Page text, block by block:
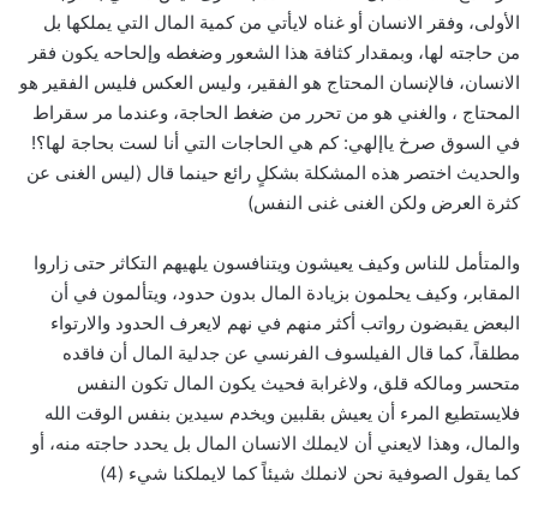
الأولى، وفقر الانسان أو غناه لايأتي من كمية المال التي يملكها بل
من حاجته لها، وبمقدار كثافة هذا الشعور وضغطه وإلحاحه يكون فقر
الانسان، فالإنسان المحتاج هو الفقير، وليس العكس فليس الفقير هو
المحتاج ، والغني هو من تحرر من ضغط الحاجة، وعندما مر سقراط
في السوق صرخ ياإلهي: كم هي الحاجات التي أنا لست بحاجة لها؟!
والحديث اختصر هذه المشكلة بشكلٍ رائع حينما قال (ليس الغنى عن
كثرة العرض ولكن الغنى غنى النفس)
والمتأمل للناس وكيف يعيشون ويتنافسون يلهيهم التكاثر حتى زاروا
المقابر، وكيف يحلمون بزيادة المال بدون حدود، ويتألمون في أن
البعض يقبضون رواتب أكثر منهم في نهم لايعرف الحدود والارتواء
مطلقاً، كما قال الفيلسوف الفرنسي عن جدلية المال أن فاقده
متحسر ومالكه قلق، ولاغرابة فحيث يكون المال تكون النفس
فلايستطيع المرء أن يعيش بقلبين ويخدم سيدين بنفس الوقت الله
والمال، وهذا لايعني أن لايملك الانسان المال بل يحدد حاجته منه، أو
كما يقول الصوفية نحن لانملك شيئاً كما لايملكنا شيء (4)